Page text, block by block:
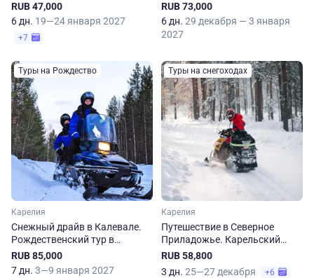
RUB 47,000
6 дн. 19—24 января 2027
+7
RUB 73,000
6 дн. 29 декабря — 3 января
2027
Туры на Рождество
Карелия
Снежный драйв в Калевале.
Рождественский тур в
Карелию
RUB 85,000
7 дн. 3—9 января 2027
Туры на снегоходах
Карелия
Путешествие в Северное
Приладожье. Карельский
эксклюзив
RUB 58,800
3 дн. 25—27 декабря +6